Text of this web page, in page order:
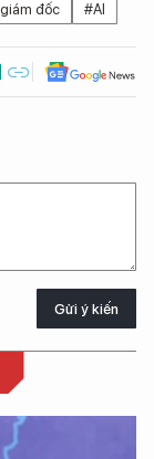
đốc #AI
Gửi ý kiến